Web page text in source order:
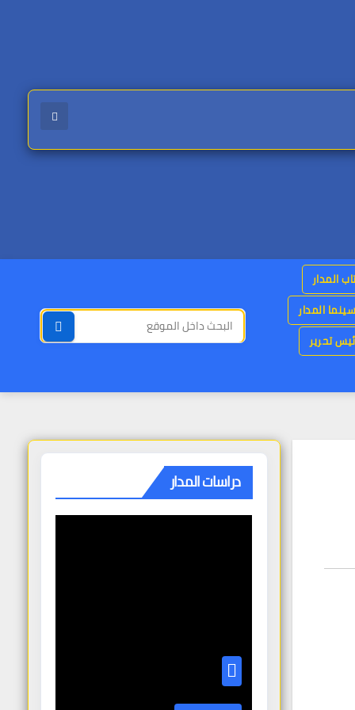
المدار
سينما المدار
تحرير
دراسات المدار